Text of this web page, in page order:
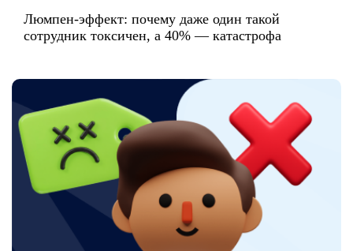
Люмпен-эффект: почему даже один такой
сотрудник токсичен, а 40% — катастрофа